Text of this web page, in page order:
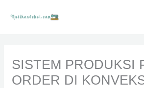
SISTEM PRODUKSI
ORDER DI